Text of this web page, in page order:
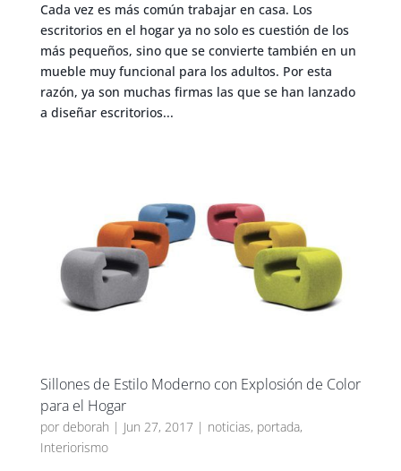
Cada vez es más común trabajar en casa. Los
escritorios en el hogar ya no solo es cuestión de los
más pequeños, sino que se convierte también en un
mueble muy funcional para los adultos. Por esta
razón, ya son muchas firmas las que se han lanzado
a diseñar escritorios...
Sillones de Estilo Moderno con Explosión de Color
para el Hogar
por deborah | Jun 27, 2017| noticias, portada,
Interiorismo